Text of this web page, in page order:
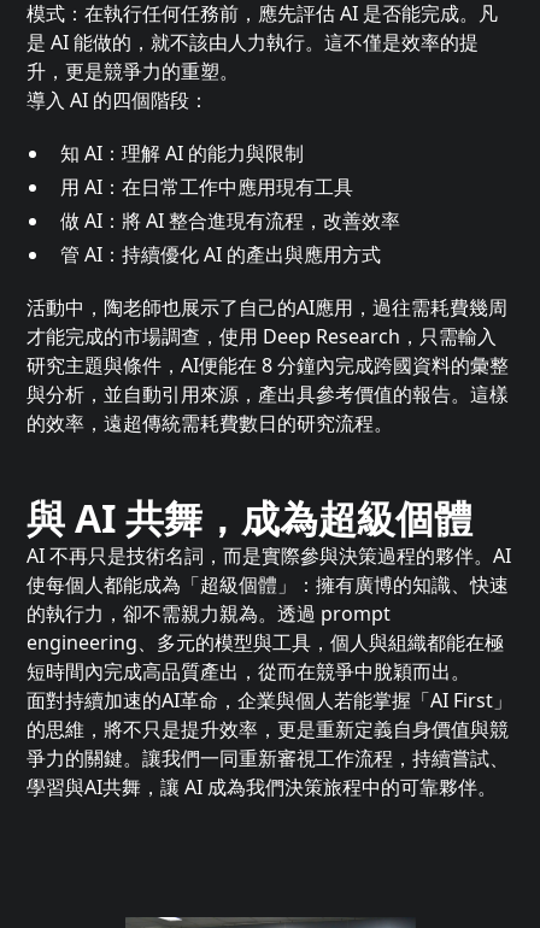
模式：在執行任何任務前，應先評估 AI 是否能完成。凡
是 AI 能做的，就不該由人力執行。這不僅是效率的提
升，更是競爭力的重塑。
導入 AI 的四個階段：
知 AI：理解 AI 的能力與限制
用 AI：在日常工作中應用現有工具
做 AI：將 AI 整合進現有流程，改善效率
管 AI：持續優化 AI 的產出與應用方式
活動中，陶老師也展示了自己的AI應用，過往需耗費幾周
才能完成的市場調查，使用 Deep Research，只需輸入
研究主題與條件，AI便能在 8 分鐘內完成跨國資料的彙整
與分析，並自動引用來源，產出具參考價值的報告。這樣
的效率，遠超傳統需耗費數日的研究流程。
與 AI 共舞，成為超級個體
AI 不再只是技術名詞，而是實際參與決策過程的夥伴。AI
使每個人都能成為「超級個體」：擁有廣博的知識、快速
的執行力，卻不需親力親為。透過 prompt
engineering、多元的模型與工具，個人與組織都能在極
短時間內完成高品質產出，從而在競爭中脫穎而出。
面對持續加速的AI革命，企業與個人若能掌握「AI First」
的思維，將不只是提升效率，更是重新定義自身價值與競
爭力的關鍵。讓我們一同重新審視工作流程，持續嘗試、
學習與AI共舞，讓 AI 成為我們決策旅程中的可靠夥伴。